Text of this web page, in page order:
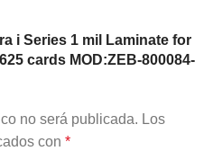
i Series 1 mil Laminate for
cards MOD:ZEB-800084-
no será publicada. Los
con *